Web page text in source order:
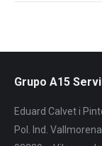
Grupo A15
Eduard Calvet i
Pol. Ind. Vallmorena